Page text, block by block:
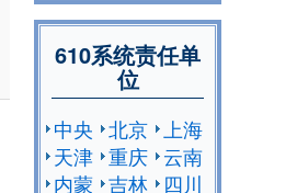
610系统责任单
位
中央 北京
上海
天津 重庆 云南
内蒙 吉林
四川